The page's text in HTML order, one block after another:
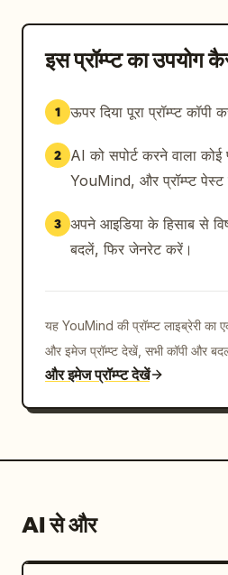
इस प्रॉम्प्ट का उपयोग
1 ऊपर दिया पूरा प्रॉम्प्ट कॉपी
2
AI को सपोर्ट करने वाला
YouMind, और प्रॉम्प्ट पेस्ट
3 अपने आइडिया के हिसाब से
बदलें, फिर जेनरेट करें।
यह YouMind की प्रॉम्प्ट लाइब्रेरी का
और इमेज प्रॉम्प्ट देखें, सभी कॉपी और
और इमेज प्रॉम्प्ट देखें
AI से और